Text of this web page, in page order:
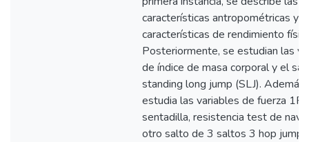
características antropométricas y
características de rendimiento
Posteriormente, se estudian las
de índice de masa corporal y el
standing long jump (SLJ).
estudia las variables de fuerza
sentadilla, resistencia test de
otro salto de 3 saltos 3 hop jump.